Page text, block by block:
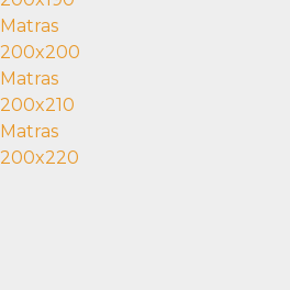
Matras
200x200
Matras
200x210
Matras
200x220